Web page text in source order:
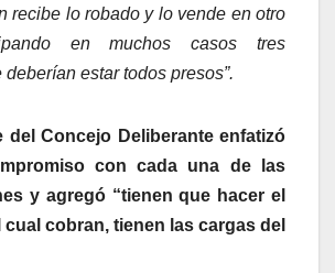
recibe lo robado y lo vende en otro
en muchos casos tres
estar todos presos”.
del Concejo Deliberante enfatizó
con cada una de las
y agregó “tienen que hacer el
cobran, tienen las cargas del